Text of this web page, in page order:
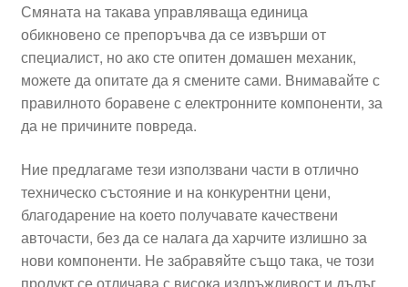
Смяната на такава управляваща единица
обикновено се препоръчва да се извърши от
специалист, но ако сте опитен домашен механик,
можете да опитате да я смените сами. Внимавайте с
правилното боравене с електронните компоненти, за
да не причините повреда.
Ние предлагаме тези използвани части в отлично
техническо състояние и на конкурентни цени,
благодарение на което получавате качествени
авточасти, без да се налага да харчите излишно за
нови компоненти. Не забравяйте също така, че този
продукт се отличава с висока издръжливост и дълъг